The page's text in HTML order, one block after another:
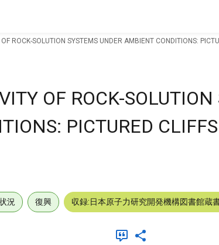
ROCK-SOLUTION SYSTEMS UNDER AMBIENT CONDITIONS:
OF ROCK-SOLUTION
PICTURED
況 復興 収録:日本原子力研究開発機構図書館蔵